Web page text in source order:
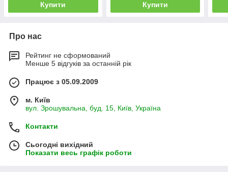
Купити Купити
Про нас
Рейтинг не сформований
Менше 5 відгуків за останній рік
Працює з 05.09.2009
м. Київ
вул. Зрошувальна, буд. 15, Київ, Україна
Контакти
Сьогодні вихідний
Показати весь графік роботи